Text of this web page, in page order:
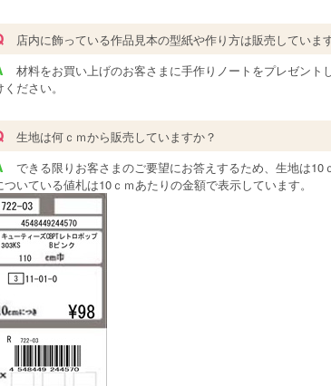
店内に飾っている作品見本の型紙や作り方は販売していま
材料をお買い上げのお客さまに手作りノートをプレゼン
ください。
生地は何ｃｍから販売していますか？
できる限りお客さまのご要望にお答えするため、生地は
ついている値札は10ｃｍあたりの金額で表示しています。